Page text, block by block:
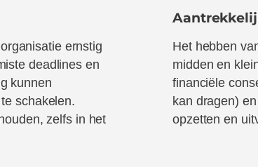
ernstig
deadlines en
kunnen
schakelen.
zelfs in het
Het hebben
midden en
financiële
kan dragen)
opzetten en